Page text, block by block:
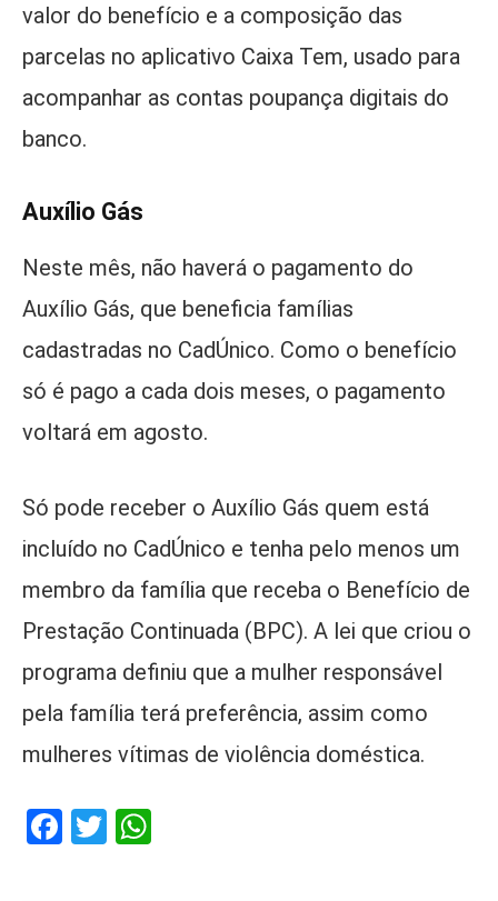
valor do benefício e a composição das
parcelas no aplicativo Caixa Tem, usado para
acompanhar as contas poupança digitais do
banco.
Auxílio Gás
Neste mês, não haverá o pagamento do
Auxílio Gás, que beneficia famílias
cadastradas no CadÚnico. Como o benefício
só é pago a cada dois meses, o pagamento
voltará em agosto.
Só pode receber o Auxílio Gás quem está
incluído no CadÚnico e tenha pelo menos um
membro da família que receba o Benefício de
Prestação Continuada (BPC). A lei que criou o
programa definiu que a mulher responsável
pela família terá preferência, assim como
mulheres vítimas de violência doméstica.
Facebook
Twitter